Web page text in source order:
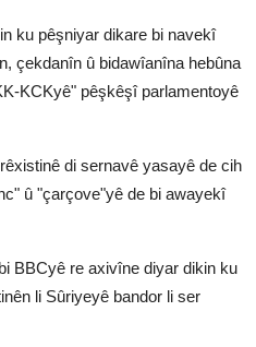
ku pêşniyar dikare bi navekî
çekdanîn û bidawîanîna hebûna
KCKyê" pêşkêşî parlamentoyê
di sernavê yasayê de cih
û "çarçove"yê de bi awayekî
BBCyê re axivîne diyar dikin ku
li Sûriyeyê bandor li ser